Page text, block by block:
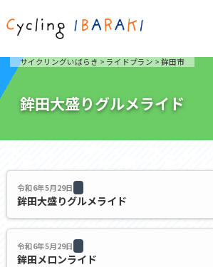
サイクリングいばらき > ライドプラン > 鉾田市
鉾田大盛りグルメライド
令和6年5月29日
鉾田大盛りグルメライド
令和6年5月29日
鉾田メロンライド